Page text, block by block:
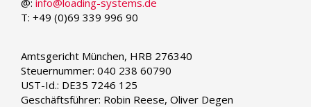
T: +49 (0)69 339 996 90
Amtsgericht München, HRB 276340
Steuernummer: 040 238 60790
UST-Id.: DE35 7246 125
Geschäftsführer: Robin Reese, Oliver Degen